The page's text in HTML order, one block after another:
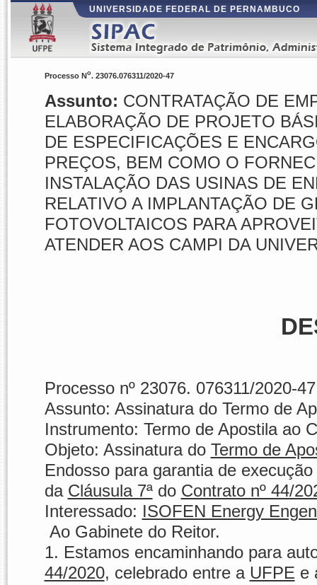
UNIVERSIDADE FEDERAL DE PERNAMBUCO
Processo No. 23076.076311/2020-47
Assunto: CONTRATAÇÃO DE
ELABORAÇÃO DE PROJETO
DE ESPECIFICAÇÕES E
PREÇOS, BEM COMO O
INSTALAÇÃO DAS USINAS DE
RELATIVO A IMPLANTAÇÃO DE
FOTOVOLTAICOS PARA
ATENDER AOS CAMPI DA
Processo nº 23076. 076311/2020-47
Assunto: Assinatura do Termo de
Instrumento: Termo de Apostila ao
Objeto: Assinatura do Termo de
Endosso para garantia de
da Cláusula 7ªdo Contrato nº 44/
Interessado: ISOFEN Energy
Ao Gabinete do Reitor.
1. Estamos encaminhando para
44/2020, celebrado entre a UFPE e